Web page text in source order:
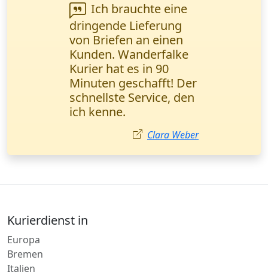
Wir arbeiten
regelmäßig mit diesem
Kurierdienst
zusammen. Schnelle
Lieferung und
transparente
Sendungsverfolgung -
genau das, was wir
brauchen. Herr Weber,
Logistikmanager
(München).
Kurierdienst in